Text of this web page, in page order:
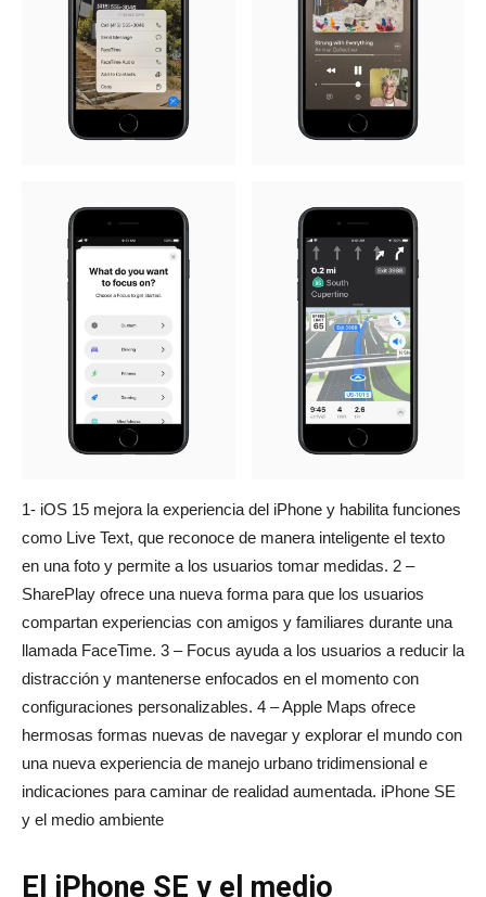
1- iOS 15 mejora la experiencia del iPhone y habilita funciones
como Live Text, que reconoce de manera inteligente el texto
en una foto y permite a los usuarios tomar medidas. 2 –
SharePlay ofrece una nueva forma para que los usuarios
compartan experiencias con amigos y familiares durante una
llamada FaceTime. 3 – Focus ayuda a los usuarios a reducir la
distracción y mantenerse enfocados en el momento con
configuraciones personalizables. 4 – Apple Maps ofrece
hermosas formas nuevas de navegar y explorar el mundo con
una nueva experiencia de manejo urbano tridimensional e
indicaciones para caminar de realidad aumentada. iPhone SE
y el medio ambiente
El iPhone SE y el medio